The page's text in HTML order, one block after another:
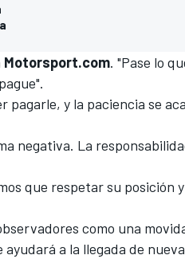
Motorsport.com. "Pase lo
pagarle, y la paciencia se
negativa. La
que respetar su posición
como una
a la llegada de